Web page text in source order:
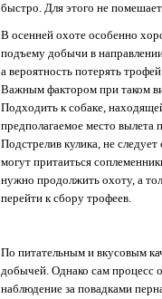
быстро. Для этого не
В осенней охоте особенно
подъему добычи в
а вероятность потерять
Важным фактором при таком
Подходить к собаке,
предполагаемое место
Подстрелив кулика, не
могут притаиться
нужно продолжить охоту, а
перейти к сбору трофеев.
По питательным и вкусовым
добычей. Однако сам процесс
наблюдение за повадками